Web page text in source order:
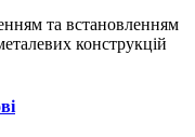
та встановленням
конструкцій